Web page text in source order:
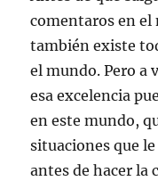
comentaros en el
también existe
el mundo. Pero a
esa excelencia
en este mundo,
situaciones que
antes de hacer la